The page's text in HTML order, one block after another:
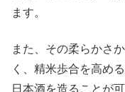
ます。
また、その柔らかさ
く、精米歩合を高め
日本酒を造ることが可